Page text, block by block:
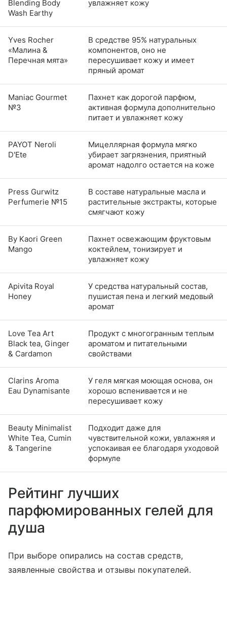
Blending Body
Wash Earthy
увлажняет кожу
Yves Rocher
«Малина &
Перечная мята»
В средстве 95% натуральных
компонентов, оно не
пересушивает кожу и имеет
пряный аромат
Maniac Gourmet
№3
Пахнет как дорогой парфюм,
активная формула дополнительно
питает и увлажняет кожу
PAYOT Neroli
D'Ete
Мицеллярная формула мягко
убирает загрязнения, приятный
аромат надолго остается на коже
Press Gurwitz
Perfumerie №15
В составе натуральные масла и
растительные экстракты, которые
смягчают кожу
By Kaori Green
Mango
Пахнет освежающим фруктовым
коктейлем, тонизирует и
увлажняет кожу
Apivita Royal
Honey
У средства натуральный состав,
пушистая пена и легкий медовый
аромат
Love Tea Art
Black tea, Ginger
& Cardamon
Продукт с многогранным теплым
ароматом и питательными
свойствами
Clarins Aroma
Eau Dynamisante
У геля мягкая моющая основа, он
хорошо вспенивается и не
пересушивает кожу
Beauty Minimalist
White Tea, Cumin
& Tangerine
Подходит даже для
чувствительной кожи, увлажняя и
успокаивая ее благодаря уходовой
формуле
Рейтинг лучших
парфюмированных гелей для
душа
При выборе опирались на состав средств,
заявленные свойства и отзывы покупателей.